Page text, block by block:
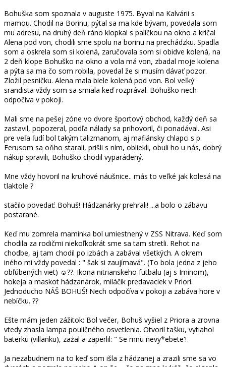
Bohuška som spoznala v auguste 1975. Byval na Kalvárii s
mamou. Chodil na Borinu, pýtal sa ma kde bývam, povedala som
mu adresu, na druhý deň ráno klopkal s paličkou na okno a kričal
Alena pod von, chodili sme spolu na borinu na prechádzku. Spadla
som a oskrela som si kolená, zaručovala som si obidve kolená, na
2 deň klope Bohuško na okno a vola má von, zbadal moje kolena
a pýta sa ma čo som robila, povedal že si musím dávať pozor.
Zložil pesničku. Alena mala biele kolená pod von. Bol veľký
srandista vždy som sa smiala keď rozprával. Bohuško nech
odpočíva v pokoji.
Mali sme na pešej zóne vo dvore športový obchod, každý deň sa
zastavil, popozeral, podľa nálady sa prihovoril, či ponadával. Asi
pre veľa ľudí bol takým talizmanom, aj mafiánsky chlapci s p.
Ferusom sa oňho starali, prišli s ním, obliekli, obuli ho u nás, dobrý
nákup spravili, Bohuško chodil vyparádený.
Mne vždy hovoril na kruhové náušnice.. más to veľké jak kolesá na
tlaktole ?
stačilo povedať: Bohuš! Hádzanárky prehrali! ...a bolo o zábavu
postarané.
Keď mu zomrela maminka bol umiestnený v ZSS Nitrava. Keď som
chodila za rodičmi niekoľkokrát sme sa tam stretli. Rehot na
chodbe, aj tam chodil po izbách a zabával všetkých. A okrem
iného mi vždy povedal : " šak si zaujímavá". (To bola jedna z jeho
obľúbených viet) ☺️??. Ikona nitrianskeho futbalu (aj s Iminom),
hokeja a maskot hádzanárok, miláčik predavaciek v Priori.
Jednoducho NÁŠ BOHUŠ! Nech odpočíva v pokoji a zabáva hore v
nebíčku. ??
Ešte mám jeden zážitok: Bol večer, Bohuš vyšiel z Priora a zrovna
vtedy zhasla lampa pouličného osvetlenia. Otvoril tašku, vytiahol
baterku (villanku), zażal a zaperlil: " Se mnu nevy*ebete'!
Ja nezabudnem na to keď som išla z hádzanej a zrazili sme sa vo